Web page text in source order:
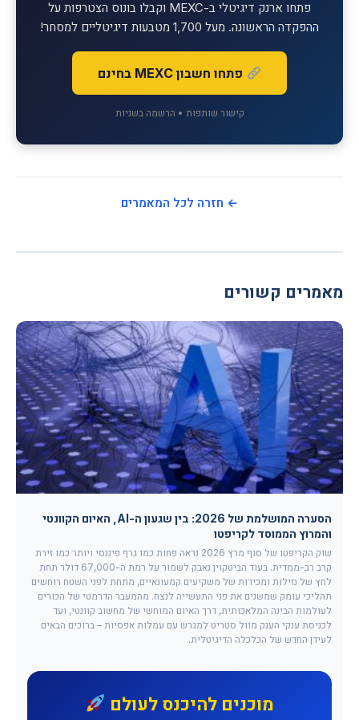
פתחו ארנק דיגיטלי ב-MEXC וקבלו בונוס הצטרפות על
ההפקדה הראשונה. מעל 1,700 מטבעות דיגיטליים למסחר!
פתחו חשבון MEXC בחינם
קישור שותפות • הרשמה בשניות
← חזרה לכל המאמרים
מאמרים קשורים
הסערה המושלמת של 2026: בין שגעון ה-AI, האיום הקוונטי
והמרוץ הממוסד לקריפטו
שוק הקריפטו של סוף מרץ 2026 נראה פחות כמו גרף פיננסי ויותר כמו זירת
קרב רב-ממדית. בעוד הביטקוין נאבק לשמור על רמת ה-67,000 דולר תחת
לחץ של נזילות ומכירות של משקיעים קמעונאיים, מתחת לפני השטח רוחשים
תהליכי עומק שמשנים את פני התעשייה לנצח. מהמעבר הדרמטי של הכורים
לעולמות הבינה המלאכותית, דרך האיום המוחשי של מחשוב קוונטי, ועד
לכניסת ענקי הענק מוול סטריט למגרש עם עמלות אפסיות – ברוכים הבאים
לעידן החדש של הכלכלה הדיגיטלית.